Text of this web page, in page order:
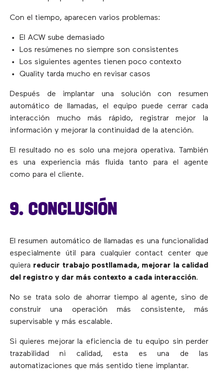
Con el tiempo, aparecen varios problemas:
El ACW sube demasiado
Los resúmenes no siempre son consistentes
Los siguientes agentes tienen poco contexto
Quality tarda mucho en revisar casos
Después de implantar una solución con resumen
automático de llamadas, el equipo puede cerrar cada
interacción mucho más rápido, registrar mejor la
información y mejorar la continuidad de la atención.
El resultado no es solo una mejora operativa. También
es una experiencia más fluida tanto para el agente
como para el cliente.
9. CONCLUSIÓN
El resumen automático de llamadas es una funcionalidad
especialmente útil para cualquier contact center que
quiera reducir trabajo postllamada, mejorar la calidad
del registro y dar más contexto a cada interacción.
No se trata solo de ahorrar tiempo al agente, sino de
construir una operación más consistente, más
supervisable y más escalable.
Si quieres mejorar la eficiencia de tu equipo sin perder
trazabilidad ni calidad, esta es una de las
automatizaciones que más sentido tiene implantar.